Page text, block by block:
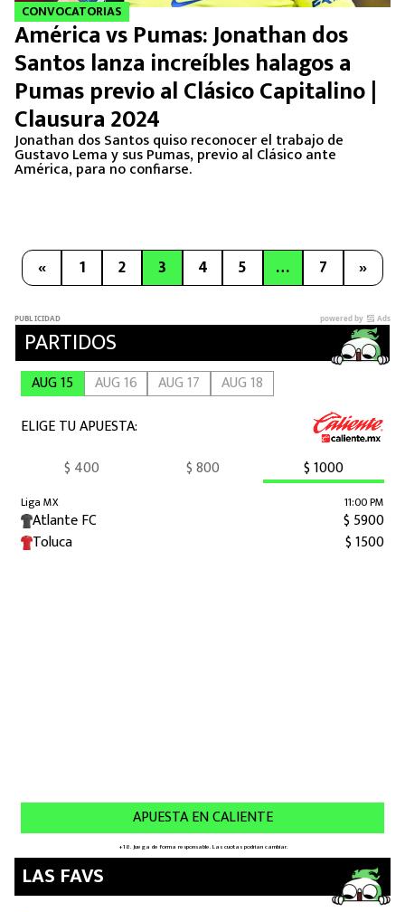
CONVOCATORIAS
América vs Pumas: Jonathan dos
Santos lanza increíbles halagos a
Pumas previo al Clásico Capitalino |
Clausura 2024
Jonathan dos Santos quiso reconocer el trabajo de
Gustavo Lema y sus Pumas, previo al Clásico ante
América, para no confiarse.
« 1 2 3 4 5 … 7 »
LAS FAVS